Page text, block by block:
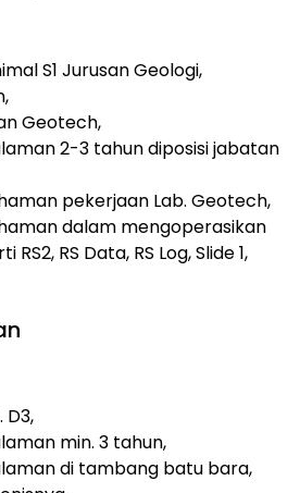
S1 Jurusan Geologi,
Geotech,
2-3 tahun diposisi jabatan
pekerjaan Lab. Geotech,
dalam mengoperasikan
RS Data, RS Log, Slide 1,
D3,
min. 3 tahun,
di tambang batu bara,